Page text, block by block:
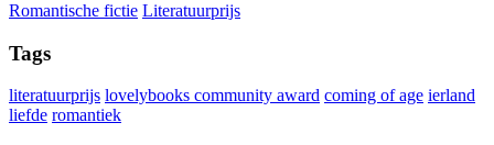
Romantische fictie Literatuurprijs
Tags
literatuurprijs lovelybooks community award coming of age ierland
liefde romantiek